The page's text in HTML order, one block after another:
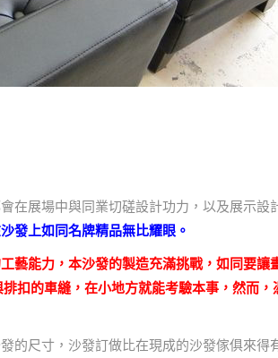
在展場中與同業切磋設計功力，以及展示設
發上如同名牌精品無比耀眼。
藝能力，本沙發的製造充滿挑戰，如同要
扣的車縫，在小地方就能考驗本事，然而
的尺寸，沙發訂做比在現成的沙發傢俱來